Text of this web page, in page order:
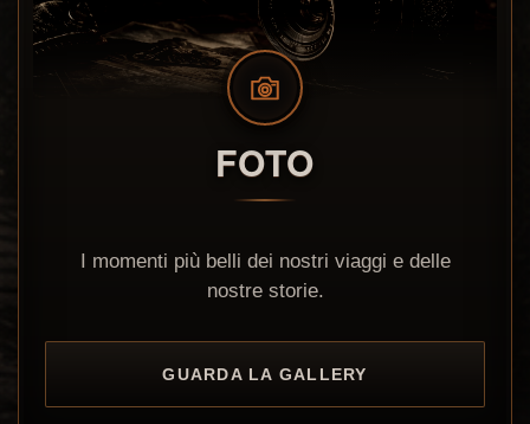
FOTO
I momenti più belli dei nostri viaggi e delle
nostre storie.
GUARDA LA GALLERY